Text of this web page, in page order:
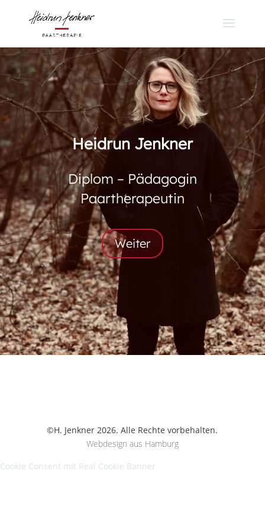
Heidrun Jenkner
Diplom – Pädagogin
Paartherapeutin
Weiter
©H. Jenkner 2026. Alle Rechte vorbehalten.
Webdesign aus Hamburg
Cookie Consent mit Real Cookie Banner